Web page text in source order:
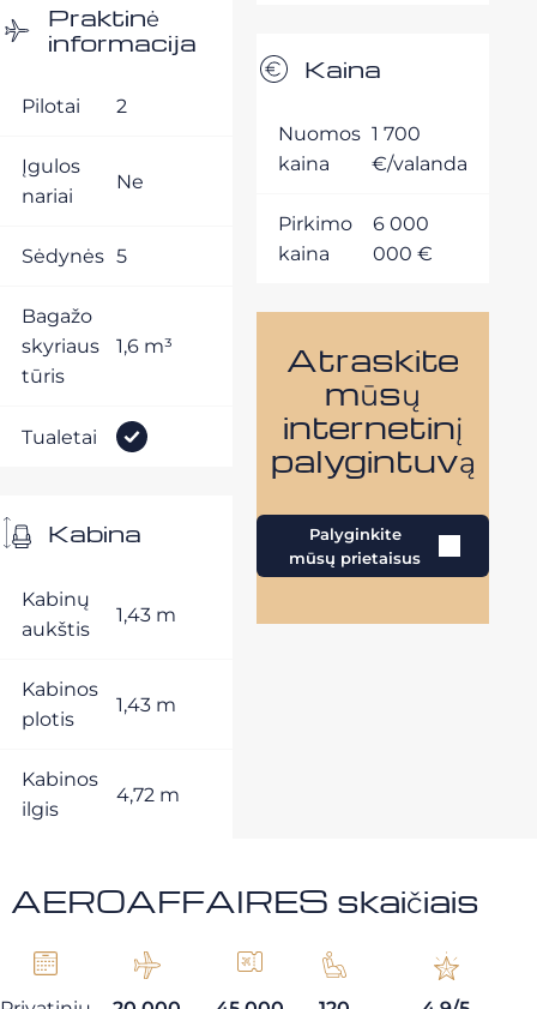
Praktinė
informacija
Pilotai 2
Įgulos
nariai
Ne
Sėdynės 5
Bagažo
skyriaus
tūris
1,6 m³
Tualetai
Kabina
Kabinų
aukštis
1,43 m
Kabinos
plotis
1,43 m
Kabinos
ilgis
4,72 m
Kaina
Nuomos
kaina
1 700
€/valanda
Pirkimo
kaina
6 000
000 €
Atraskite
mūsų
internetinį
palygintuvą
Palyginkite
mūsų prietaisus
AEROAFFAIRES skaičiais